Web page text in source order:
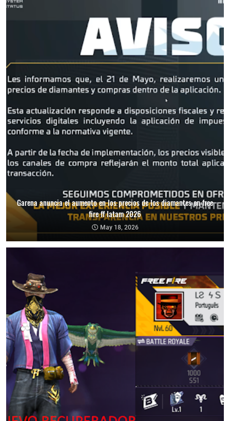
Garena anuncia el aumento en los precios de los diamantes en free
fire ff latam 2026
May 18, 2026